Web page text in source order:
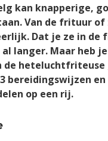
kan knapperige,
Van de frituur
Dat je ze in de
langer. Maar heb
de heteluchtfriteuse
bereidingswijzen
op een rij.